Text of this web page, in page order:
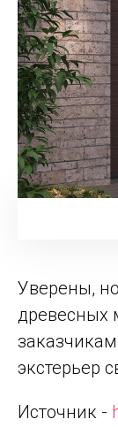
Уверены,
древесных
экстерьер
Источник -